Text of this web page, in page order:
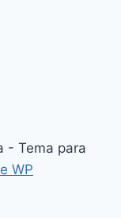
- Tema para
WP